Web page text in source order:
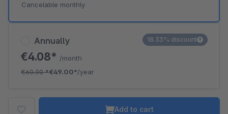
Annually
€4.08* /month
€60.00*€49.00*/year
18.33% discount
Cancelable monthly
Add to cart